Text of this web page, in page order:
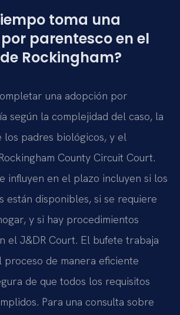
toma una
parentesco en el
Rockingham?
una adopción por
según la complejidad del caso, la
los padres biológicos, y el
County Circuit Court.
influyen en el plazo incluyen si los
están disponibles, si se requiere
y si hay procedimientos
el J&DR Court. El bufete trabaja
proceso de manera eficiente
de que todos los requisitos
Para una consulta sobre